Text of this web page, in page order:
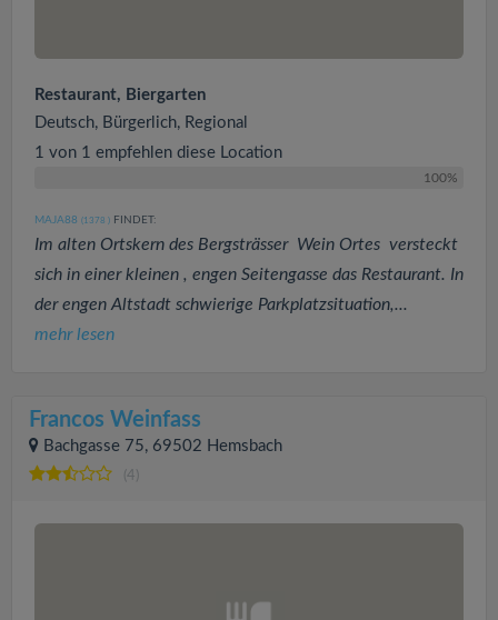
Restaurant, Biergarten
Deutsch, Bürgerlich, Regional
1 von 1 empfehlen diese Location
100%
MAJA88 (1378 ) FINDET:
Im alten Ortskern des Bergsträsser Wein Ortes versteckt
sich in einer kleinen , engen Seitengasse das Restaurant. In
der engen Altstadt schwierige Parkplatzsituation,...
mehr lesen
Francos Weinfass
Bachgasse 75, 69502 Hemsbach
(4)